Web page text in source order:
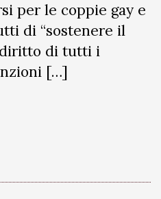
per le coppie gay e
di “sostenere il
di tutti i
[…]